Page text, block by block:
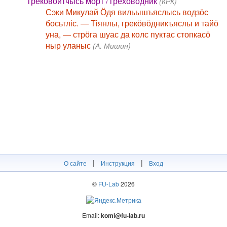
Сэки Микулай Ӧдя вильышъяслысь водзӧс
босьтліс. — Тіянлы, грекӧвӧдникъяслы и тайӧ
уна, — стрӧга шуас да колс пуктас стопкасӧ
ныр уланыс (А. Мишин)
О сайте | Инструкция | Вход
© FU-Lab2026
Email:komi@fu-lab.ru